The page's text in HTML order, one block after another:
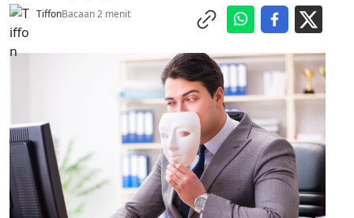
TiffonBacaan 2 menit